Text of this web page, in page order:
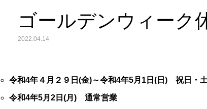
ゴールデンウィーク
2022.04.14
令和4年４月２９日(金)～令和4年5月1日(日) 祝日・
令和4年5月2日(月) 通常営業